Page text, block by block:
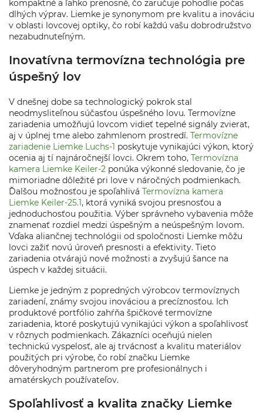
kompaktné a ľahko prenosné, čo zaručuje pohodlie počas
dlhých výprav. Liemke je synonymom pre kvalitu a inováciu
v oblasti lovcovej optiky, čo robí každú vašu dobrodružstvo
nezabudnuteľným.
Inovatívna termovízna technológia pre
úspešný lov
V dnešnej dobe sa technologický pokrok stal
neodmysliteľnou súčasťou úspešného lovu. Termovízne
zariadenia umožňujú lovcom vidieť tepelné signály zvierat,
aj v úplnej tme alebo zahmlenom prostredí. Termovízne
zariadenie Liemke Luchs-1 poskytuje vynikajúci výkon, ktorý
ocenia aj tí najnáročnejší lovci. Okrem toho, Termovízna
kamera Liemke Keiler-2 ponúka výkonné sledovanie, čo je
mimoriadne dôležité pri love v náročných podmienkach.
Ďalšou možnosťou je spoľahlivá Termovízna kamera
Liemke Keiler-25.1, ktorá vyniká svojou presnosťou a
jednoduchosťou použitia. Výber správneho vybavenia môže
znamenať rozdiel medzi úspešným a neúspešným lovom.
Vďaka aliančnej technológii od spoločnosti Liemke môžu
lovci zažiť novú úroveň presnosti a efektivity. Tieto
zariadenia otvárajú nové možnosti a zvyšujú šance na
úspech v každej situácii.
Liemke je jedným z popredných výrobcov termovíznych
zariadení, známy svojou inováciou a precíznosťou. Ich
produktové portfólio zahŕňa špičkové termovízne
zariadenia, ktoré poskytujú vynikajúci výkon a spoľahlivosť
v rôznych podmienkach. Zákazníci oceňujú nielen
technickú vyspelosť, ale aj trvácnosť a kvalitu materiálov
použitých pri výrobe, čo robí značku Liemke
dôveryhodným partnerom pre profesionálnych i
amatérskych používateľov.
Spoľahlivosť a kvalita značky Liemke